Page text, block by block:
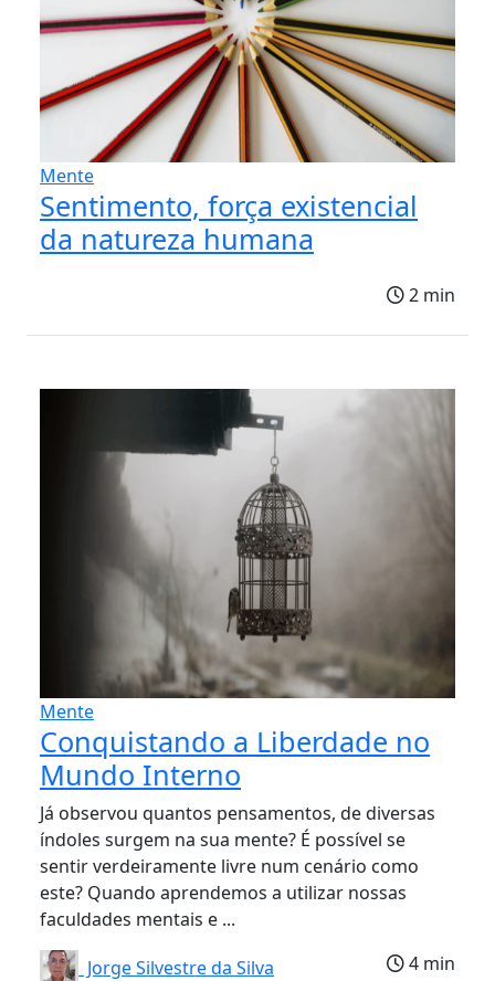
Mente
Sentimento, força existencial
da natureza humana
2 min
Mente
Conquistando a Liberdade no
Mundo Interno
Já observou quantos pensamentos, de diversas
índoles surgem na sua mente? É possível se
sentir verdeiramente livre num cenário como
este? Quando aprendemos a utilizar nossas
faculdades mentais e ...
Jorge Silvestre da Silva
4 min